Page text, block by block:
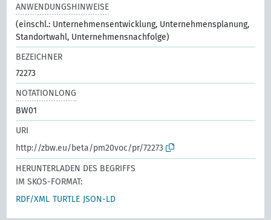
ANWENDUNGSHINWEISE
(einschl.: Unternehmensentwicklung, Unternehmensplanung,
Standortwahl, Unternehmensnachfolge)
BEZEICHNER
72273
NOTATIONLONG
BW01
URI
http://zbw.eu/beta/pm20voc/pr/72273
HERUNTERLADEN DES BEGRIFFS
IM SKOS-FORMAT:
RDF/XML TURTLE JSON-LD